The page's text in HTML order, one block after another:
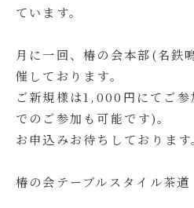
ています。
月に一回、椿の会本部(名
催しております。
ご新規様は1,000円にてご
でのご参加も可能です)。
お申込みお待ちしております
椿の会テーブルスタイル